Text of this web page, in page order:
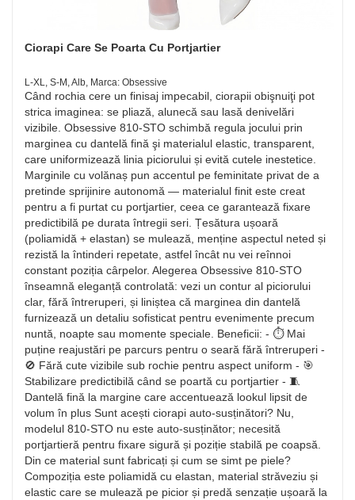
Ciorapi Care Se Poarta Cu Portjartier
L-XL, S-M, Alb, Marca: Obsessive
Când rochia cere un finisaj impecabil, ciorapii obişnuiţi pot
strica imaginea: se pliază, alunecă sau lasă denivelări
vizibile. Obsessive 810-STO schimbă regula jocului prin
marginea cu dantelă fină şi materialul elastic, transparent,
care uniformizează linia piciorului și evită cutele inestetice.
Marginile cu volănaș pun accentul pe feminitate privat de a
pretinde sprijinire autonomă — materialul finit este creat
pentru a fi purtat cu portjartier, ceea ce garantează fixare
predictibilă pe durata întregii seri. Țesătura ușoară
(poliamidă + elastan) se mulează, menține aspectul neted și
rezistă la întinderi repetate, astfel încât nu vei reînnoi
constant poziția cârpelor. Alegerea Obsessive 810-STO
înseamnă eleganță controlată: vezi un contur al piciorului
clar, fără întreruperi, și liniștea că marginea din dantelă
furnizează un detaliu sofisticat pentru evenimente precum
nuntă, noapte sau momente speciale. Beneficii: - ⏱️ Mai
puține reajustări pe parcurs pentru o seară fără întreruperi -
🚫 Fără cute vizibile sub rochie pentru aspect uniform - 🎯
Stabilizare predictibilă când se poartă cu portjartier - 🧵
Dantelă fină la margine care accentuează lookul lipsit de
volum în plus Sunt acești ciorapi auto-susținători? Nu,
modelul 810-STO nu este auto-susținător; necesită
portjartieră pentru fixare sigură și poziție stabilă pe coapsă.
Din ce material sunt fabricați și cum se simt pe piele?
Compoziția este poliamidă cu elastan, material străveziu și
elastic care se mulează pe picior și predă senzație ușoară la